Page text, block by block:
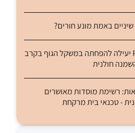
באמת מונע חורים?
Retatrutide יעילה להפחתה במשקל הגוף בקרב
חולנית
רשימת מוסדות מאושרים
- טכנאי בית מרקחת